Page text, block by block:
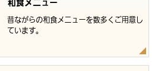
和食メニュー
昔ながらの和食メニューを数多くご用意し
ています。